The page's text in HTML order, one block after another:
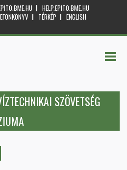
HELP.EPITO.BME.HU
TÉRKÉP
ENGLISH
SZÖVETSÉG